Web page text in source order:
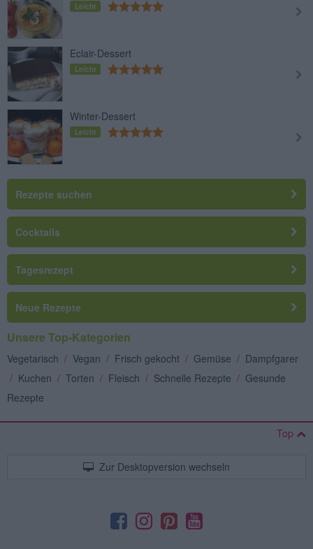
Leicht
Eclair-Dessert
Leicht
Winter-Dessert
Leicht
Rezepte suchen
Cocktails
Tagesrezept
Neue Rezepte
Unsere Top-Kategorien
Vegetarisch / Vegan / Frisch gekocht / Gemüse / Dampfgarer
/ Kuchen / Torten / Fleisch / Schnelle Rezepte / Gesunde
Rezepte
Top
Zur Desktopversion wechseln